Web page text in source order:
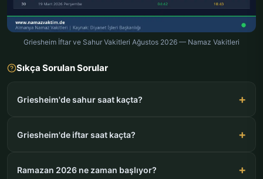
Griesheim İftar ve Sahur Vakitleri Ağustos 2026 — Namaz Vakitleri
Sıkça Sorulan Sorular
Griesheim'de sahur saat kaçta?
Griesheim'de iftar saat kaçta?
Ramazan 2026 ne zaman başlıyor?